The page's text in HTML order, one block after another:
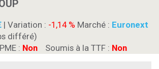
| Variation : -1,14 % Marché : Euronext
différé)
: Non Soumis à la TTF : Non